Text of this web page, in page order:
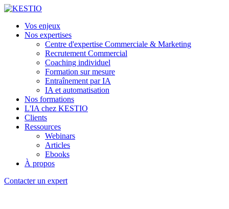
Vos enjeux
Nos expertises
Centre d'expertise Commerciale & Marketing
Recrutement Commercial
Coaching individuel
Formation sur mesure
Entraînement par IA
IA et automatisation
Nos formations
L'IA chez KESTIO
Clients
Ressources
Webinars
Articles
Ebooks
À propos
Contacter un expert